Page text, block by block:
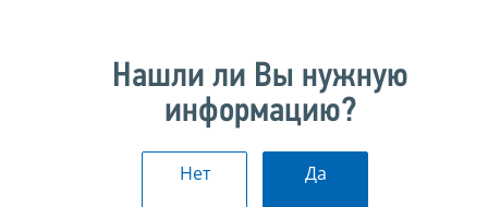
Нашли ли Вы нужную
информацию?
Нет Да